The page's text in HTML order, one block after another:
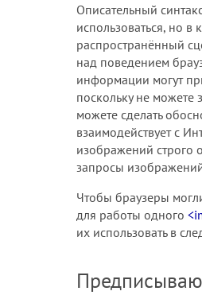
Описательный
использоваться, но
распространённый
над поведением
информации могут
поскольку не можете
можете сделать
взаимодействует с
изображений строго
запросы
Чтобы браузеры
для работы одного
их использовать в